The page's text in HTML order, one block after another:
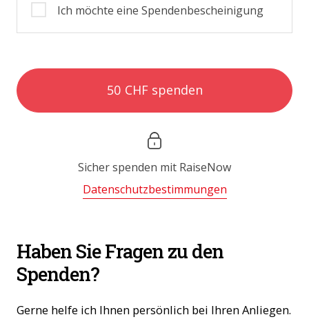
Ich möchte eine Spendenbescheinigung
50 CHF spenden
Sicher spenden mit RaiseNow
Datenschutzbestimmungen
Haben Sie Fragen zu den
Spenden?
Gerne helfe ich Ihnen persönlich bei Ihren Anliegen.